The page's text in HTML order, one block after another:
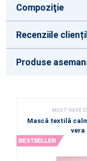
Compoziţie
Recenziile
Produse
MUST HAVE
Mască textilă
vera